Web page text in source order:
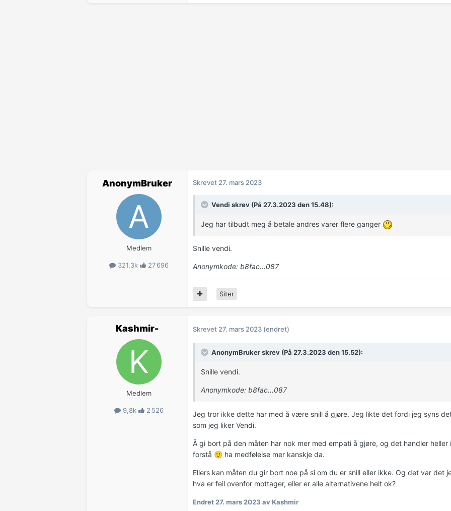
AnonymBruker
Medlem
321,3k 27 696
Skrevet 27. mars 2023
Vendi skrev (På 27.3.2023 den 15.48):
Jeg har tilbudt meg å betale andres varer flere ganger
Snille vendi.
Anonymkode: b8fac...087
Siter
Kashmir-
Medlem
9,8k 2 526
Skrevet 27. mars 2023 (endret)
AnonymBruker skrev (På 27.3.2023 den 15.52):
Snille vendi.
Anonymkode: b8fac...087
Jeg tror ikke dette har med å være snill å gjøre. Jeg likte det fordi jeg syns
som jeg liker Vendi.
Å gi bort på den måten har nok mer med empati å gjøre, og det handler
forstå 🙂 ha medfølelse mer kanskje da.
Ellers kan måten du gir bort noe på si om du er snill eller ikke. Og det var det
hva er feil ovenfor mottager, eller er alle alternativene helt ok?
Endret27. mars 2023 av Kashmir